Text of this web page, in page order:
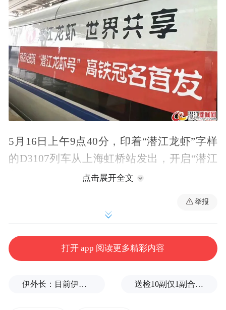
5月16日上午9点40分，印着“潜江龙虾”字样
的D3107列车从上海虹桥站发出，开启“潜江
龙虾”品牌传播的新故事。
点击展开全文
举报
打开 app 阅读更多精彩内容
伊外长：目前伊朗与美国之间没有进行任何谈判 送检10副仅1副合格！央视曝光：劣质太阳镜成“伤眼镜”